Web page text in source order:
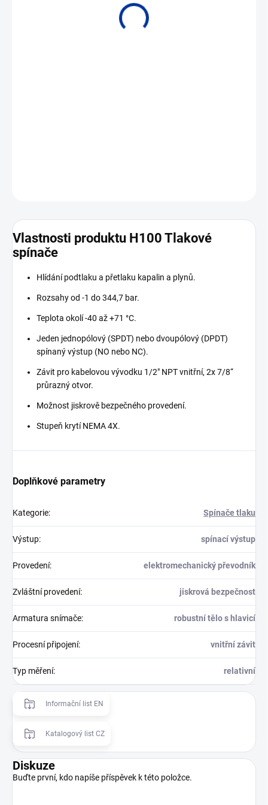
Vlastnosti produktu H100 Tlakové
spínače
Hlídání podtlaku a přetlaku kapalin a plynů.
Rozsahy od -1 do 344,7 bar.
Teplota okolí -40 až +71 °C.
Jeden jednopólový (SPDT) nebo dvoupólový (DPDT)
spínaný výstup (NO nebo NC).
Závit pro kabelovou vývodku 1/2" NPT vnitřní, 2x 7/8“
průrazný otvor.
Možnost jiskrově bezpečného provedení.
Stupeň krytí NEMA 4X.
Doplňkové parametry
Kategorie: Spínače tlaku
Výstup: spínací výstup
Provedení: elektromechanický převodník
Zvláštní provedení: jiskrová bezpečnost
Armatura snímače: robustní tělo s hlavicí
Procesní připojení: vnitřní závit
Typ měření: relativní
Informační list EN
Katalogový list CZ
Diskuze
Buďte první, kdo napíše příspěvek k této položce.